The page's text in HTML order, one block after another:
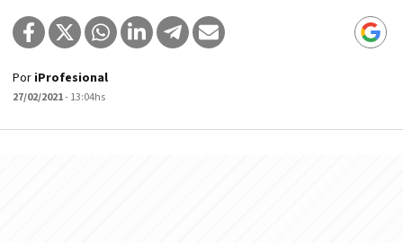
Por iProfesional
27/02/2021- 13:04hs